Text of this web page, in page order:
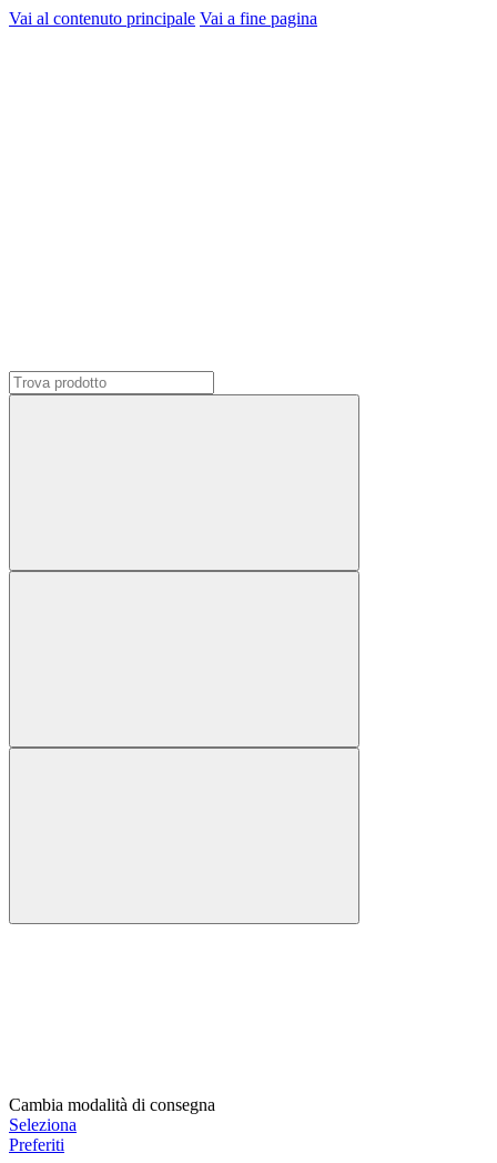
Vai al contenuto principale Vai a fine pagina
Cambia modalità di consegna
Seleziona
Preferiti